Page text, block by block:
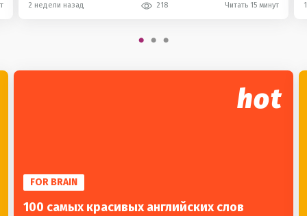
2 недели назад 218 Читать 15 минут
hot
FOR BRAIN
100 самых красивых английских слов